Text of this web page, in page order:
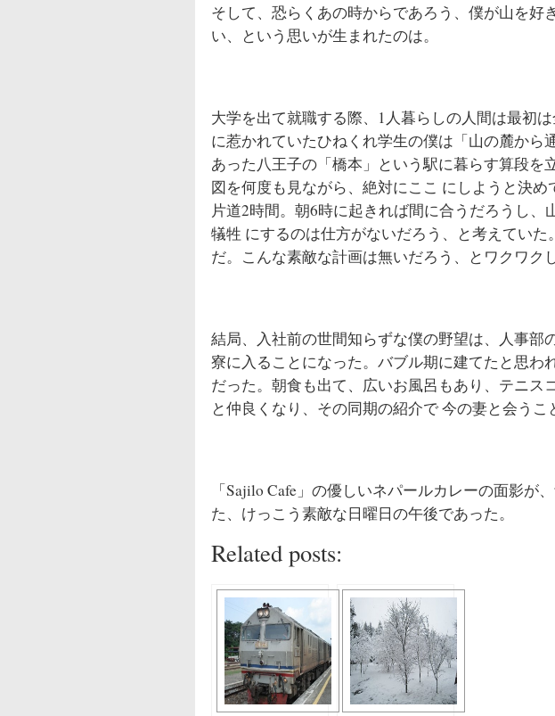
そして、恐らくあの時からであろう、僕が山を好
い、という思いが生まれたのは。
大学を出て就職する際、1人暮らしの人間は最初
に惹かれていたひねくれ学生の僕は「山の麓か
あった八王子の「橋本」という駅に暮らす算段
図を何度も見ながら、絶対にここ にしようと決
片道2時間。朝6時に起きれば間に合うだろうし
犠牲 にするのは仕方がないだろう、と考えてい
だ。こんな素敵な計画は無いだろう、とワクワク
結局、入社前の世間知らずな僕の野望は、人事部
寮に入ることになった。バブル期に建てたと思わ
だった。朝食も出て、広いお風呂もあり、テニ
と仲良くなり、その同期の紹介で 今の妻と会うこ
「Sajilo Cafe」の優しいネパールカレーの面影が
た、けっこう素敵な日曜日の午後であった。
Related posts: